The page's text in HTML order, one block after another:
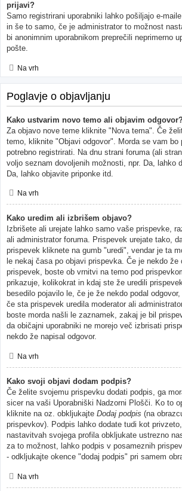
prijavi?
Samo registrirani uporabniki lahko pošiljajo e-
in še to samo, če je administrator to možnost
bi anonimnim uporabnikom preprečili neprimerno
pošte.
Na vrh
Poglavje o objavljanju
Kako ustvarim novo temo ali objavim
Za objavo nove teme kliknite "Nova tema". Če
temo, kliknite "Objavi odgovor". Morda se vam bo
potrebno registrirati. Na dnu strani foruma (ali
voljo seznam dovoljenih možnosti, npr. Da, lahko
Da, lahko objavite priponke itd.
Na vrh
Kako uredim ali izbrišem objavo?
Izbrišete ali urejate lahko samo vaše prispevke,
ali administrator foruma. Prispevek urejate tako,
prispevek kliknete na gumb "uredi", vendar je ta
le nekaj časa po objavi prispevka. Če je nekdo že
prispevek, boste ob vrnitvi na temo pod
prikazuje, kolikokrat in kdaj ste že uredili
besedilo pojavilo le, če je že nekdo podal
če sta prispevek uredila moderator ali
boste morda našli le zaznamek, zakaj je bil
da običajni uporabniki ne morejo več izbrisati
nekdo že napisal odgovor.
Na vrh
Kako svoji objavi dodam podpis?
Če želite svojemu prispevku dodati podpis, ga
sicer na vaši Uporabniški Nadzorni Plošči. Ko to
kliknite na oz. obkljukajte Dodaj podpis (na
prispevkov). Podpis lahko dodate tudi kot
nastavitvah svojega profila obkljukate ustrezno
za to možnost, lahko podpis v posameznih
- odkljukajte okence "dodaj podpis" pri samem
Na vrh